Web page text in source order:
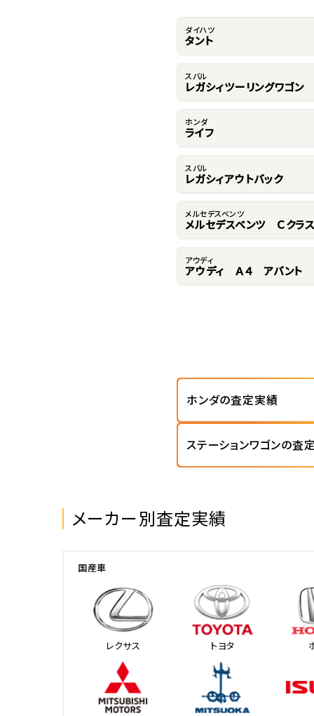
ダイハツ
タント
スバル
レガシィツーリングワゴン
ホンダ
ライフ
スバル
レガシィアウトバック
メルセデスベンツ
メルセデスベンツ Ｃクラ
アウディ
アウディ Ａ４ アバント
ホンダの査定実績
ステーションワゴンの査
メーカー別査定実績
国産車
レクサス トヨタ